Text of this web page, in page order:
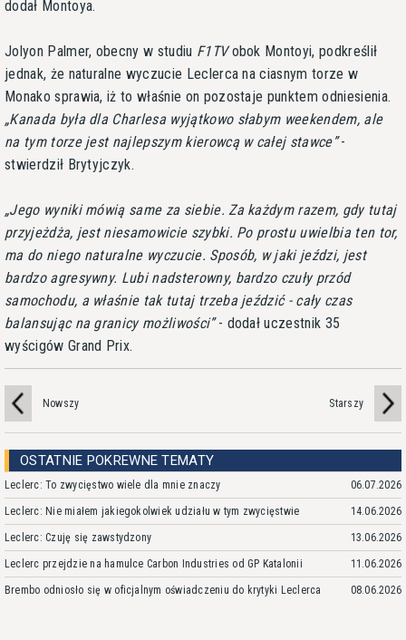
dodał Montoya.
Jolyon Palmer, obecny w studiu F1TVobok Montoyi, podkreślił
jednak, że naturalne wyczucie Leclerca na ciasnym torze w
Monako sprawia, iż to właśnie on pozostaje punktem odniesienia.
Kanada była dla Charlesa wyjątkowo słabym weekendem, ale
na tym torze jest najlepszym kierowcą w całej stawce -
stwierdził Brytyjczyk.
Jego wyniki mówią same za siebie. Za każdym razem, gdy tutaj
przyjeżdża, jest niesamowicie szybki. Po prostu uwielbia ten tor,
ma do niego naturalne wyczucie. Sposób, w jaki jeździ, jest
bardzo agresywny. Lubi nadsterowny, bardzo czuły przód
samochodu, a właśnie tak tutaj trzeba jeździć - cały czas
balansując na granicy możliwości - dodał uczestnik 35
wyścigów Grand Prix.
Nowszy Starszy
OSTATNIE POKREWNE TEMATY
Leclerc: To zwycięstwo wiele dla mnie znaczy 06.07.2026
Leclerc: Nie miałem jakiegokolwiek udziału w tym zwycięstwie 14.06.2026
Leclerc: Czuję się zawstydzony 13.06.2026
Leclerc przejdzie na hamulce Carbon Industries od GP Katalonii 11.06.2026
Brembo odniosło się w oficjalnym oświadczeniu do krytyki Leclerca 08.06.2026